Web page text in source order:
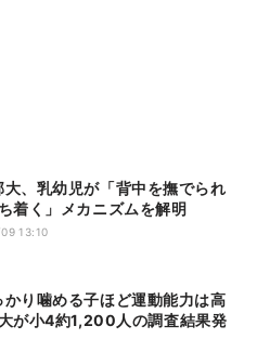
着く」メカニズムを解明
13:10
が小4約1,200人の調査結果発